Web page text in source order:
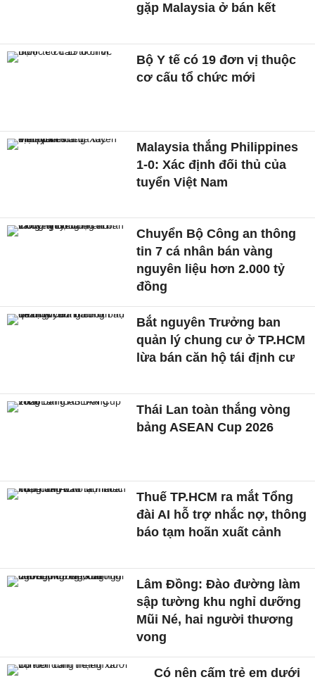
gặp Malaysia ở bán kết
Bộ Y tế có 19 đơn vị thuộc
cơ cấu tổ chức mới
Malaysia thắng Philippines
1-0: Xác định đối thủ của
tuyển Việt Nam
Chuyển Bộ Công an thông
tin 7 cá nhân bán vàng
nguyên liệu hơn 2.000 tỷ
đồng
Bắt nguyên Trưởng ban
quản lý chung cư ở TP.HCM
lừa bán căn hộ tái định cư
Thái Lan toàn thắng vòng
bảng ASEAN Cup 2026
Thuế TP.HCM ra mắt Tổng
đài AI hỗ trợ nhắc nợ, thông
báo tạm hoãn xuất cảnh
Lâm Đồng: Đào đường làm
sập tường khu nghỉ dưỡng
Mũi Né, hai người thương
vong
Có nên cấm trẻ em dưới